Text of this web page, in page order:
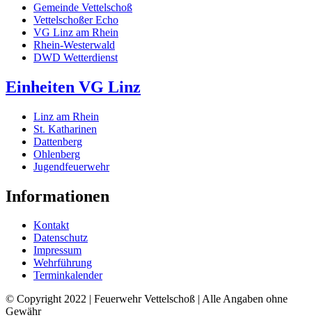
Gemeinde Vettelschoß
Vettelschoßer Echo
VG Linz am Rhein
Rhein-Westerwald
DWD Wetterdienst
Einheiten VG Linz
Linz am Rhein
St. Katharinen
Dattenberg
Ohlenberg
Jugendfeuerwehr
Informationen
Kontakt
Datenschutz
Impressum
Wehrführung
Terminkalender
© Copyright 2022 | Feuerwehr Vettelschoß | Alle Angaben ohne
Gewähr